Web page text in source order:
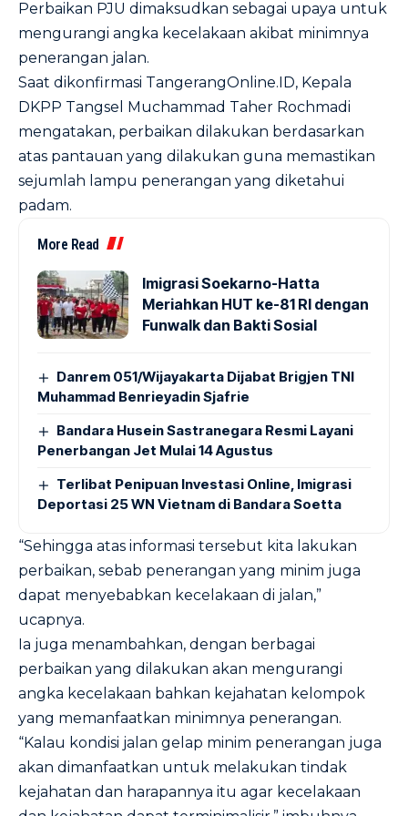
Perbaikan PJU dimaksudkan sebagai upaya untuk
mengurangi angka kecelakaan akibat minimnya
penerangan jalan.
Saat dikonfirmasi TangerangOnline.ID, Kepala
DKPP Tangsel Muchammad Taher Rochmadi
mengatakan, perbaikan dilakukan berdasarkan
atas pantauan yang dilakukan guna memastikan
sejumlah lampu penerangan yang diketahui
padam.
More Read
Imigrasi Soekarno-Hatta
Meriahkan HUT ke-81 RI dengan
Funwalk dan Bakti Sosial
Danrem 051/Wijayakarta Dijabat Brigjen TNI
Muhammad Benrieyadin Sjafrie
Bandara Husein Sastranegara Resmi Layani
Penerbangan Jet Mulai 14 Agustus
Terlibat Penipuan Investasi Online, Imigrasi
Deportasi 25 WN Vietnam di Bandara Soetta
“Sehingga atas informasi tersebut kita lakukan
perbaikan, sebab penerangan yang minim juga
dapat menyebabkan kecelakaan di jalan,”
ucapnya.
Ia juga menambahkan, dengan berbagai
perbaikan yang dilakukan akan mengurangi
angka kecelakaan bahkan kejahatan kelompok
yang memanfaatkan minimnya penerangan.
“Kalau kondisi jalan gelap minim penerangan juga
akan dimanfaatkan untuk melakukan tindak
kejahatan dan harapannya itu agar kecelakaan